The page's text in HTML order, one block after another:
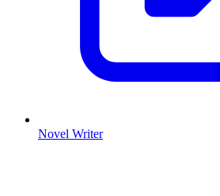
Novel Writer